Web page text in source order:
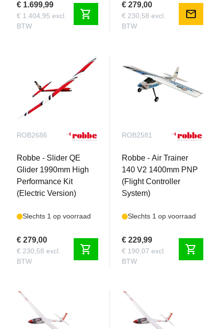
€ 1.699,99
€ 1.404,95 excl.
BTW
shopping_cart
€ 279,00
€ 230,58 excl.
BTW
mail
ROB2686
Robbe - Slider QE
Glider 1990mm High
Performance Kit
(Electric Version)
Slechts 1 op voorraad
€ 279,00
€ 230,58 excl.
BTW
shopping_cart
ROB2581
Robbe - Air Trainer
140 V2 1400mm PNP
(Flight Controller
System)
Slechts 1 op voorraad
€ 229,99
€ 190,07 excl.
BTW
shopping_cart